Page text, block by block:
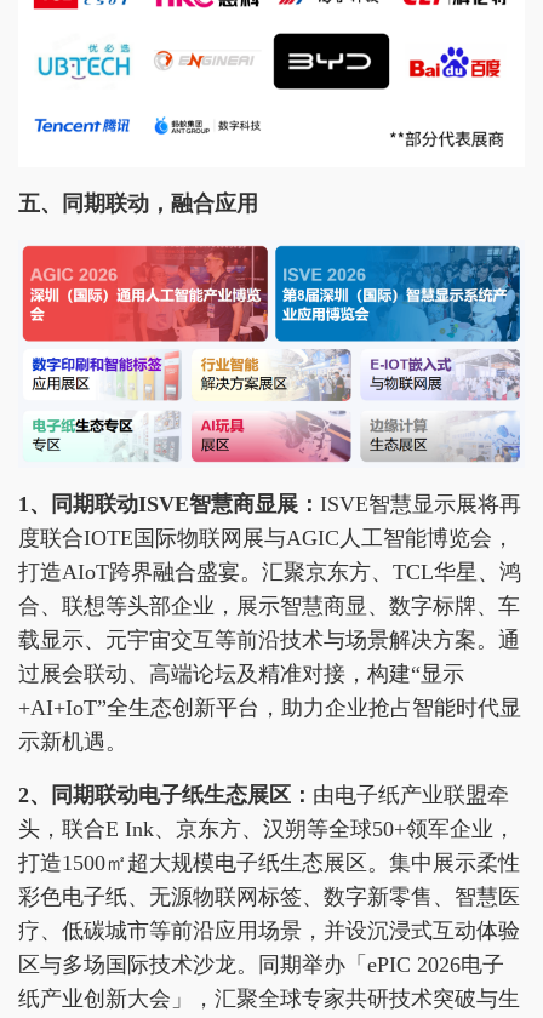
五、 同期联动，融合应用
1、同期联动ISVE智慧商显展： ISVE智慧显示展将再
度联合IOTE国际物联网展与AGIC人工智能博览会，
打造AIoT跨界融合盛宴。汇聚京东方、TCL华星、鸿
合、联想等头部企业，展示智慧商显、数字标牌、车
载显示、元宇宙交互等前沿技术与场景解决方案。通
过展会联动、高端论坛及精准对接，构建“显示
+AI+IoT”全生态创新平台，助力企业抢占智能时代显
示新机遇。
2、同期联动电子纸生态展区： 由电子纸产业联盟牵
头，联合E Ink、京东方、汉朔等全球50+领军企业，
打造1500㎡超大规模电子纸生态展区。集中展示柔性
彩色电子纸、无源物联网标签、数字新零售、智慧医
疗、低碳城市等前沿应用场景，并设沉浸式互动体验
区与多场国际技术沙龙。同期举办「ePIC 2026电子
纸产业创新大会」，汇聚全球专家共研技术突破与生